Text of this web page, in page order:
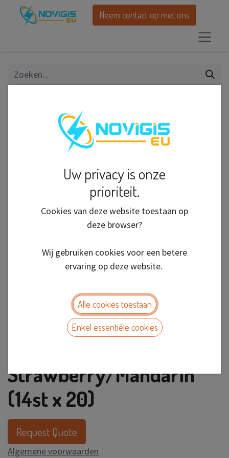
Neem contact op met ons
Alle producten
Mentos Aqua Kiss Strawberry/Mandarin (14st x 20)
Strawberry/Mandarin
(14st x 20)
Request Quote
Algemene voorwaarden
Uw privacy is onze
prioriteit.
Cookies van deze website toestaan op
deze browser?
Wij gebruiken cookies voor een betere
ervaring op deze website.
Alle cookies toestaan
Enkel essentiële cookies